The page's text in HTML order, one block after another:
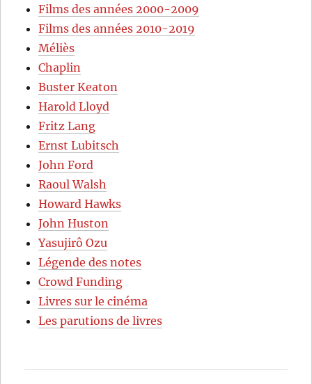
Films des années 2000-2009
Films des années 2010-2019
Méliès
Chaplin
Buster Keaton
Harold Lloyd
Fritz Lang
Ernst Lubitsch
John Ford
Raoul Walsh
Howard Hawks
John Huston
Yasujirô Ozu
Légende des notes
Crowd Funding
Livres sur le cinéma
Les parutions de livres